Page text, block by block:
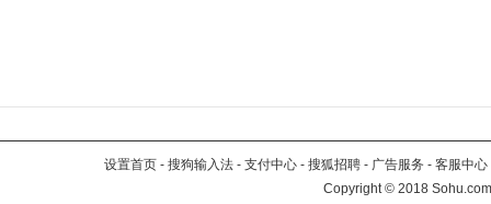
设置首页 - 搜狗输入法 - 支付中心 - 搜狐招聘 - 广告服务 - 客服中心
Copyright©2018